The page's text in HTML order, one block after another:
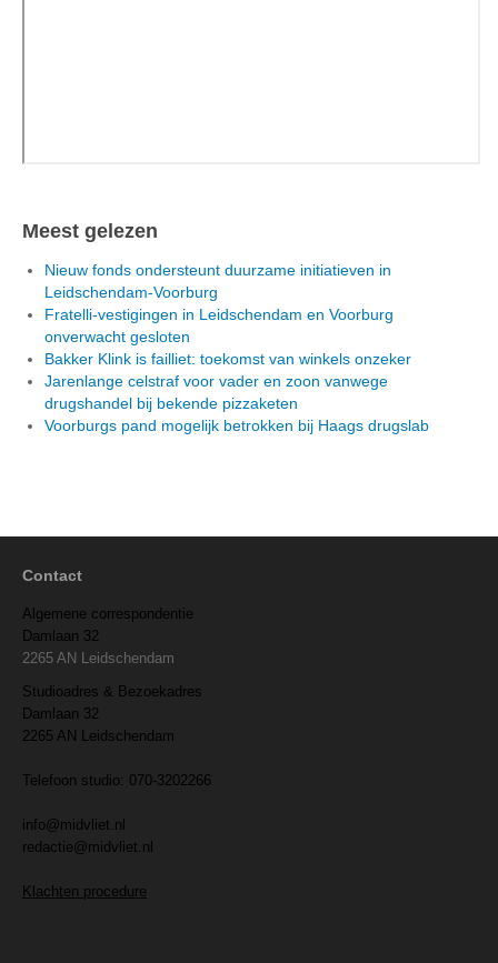
Meest gelezen
Nieuw fonds ondersteunt duurzame initiatieven in
Leidschendam-Voorburg
Fratelli-vestigingen in Leidschendam en Voorburg
onverwacht gesloten
Bakker Klink is failliet: toekomst van winkels onzeker
Jarenlange celstraf voor vader en zoon vanwege
drugshandel bij bekende pizzaketen
Voorburgs pand mogelijk betrokken bij Haags drugslab
Contact
Algemene correspondentie
Damlaan 32
2265 AN Leidschendam
Studioadres & Bezoekadres
Damlaan 32
2265 AN Leidschendam
Telefoon studio: 070-3202266
info@midvliet.nl
redactie@midvliet.nl
Klachten procedure